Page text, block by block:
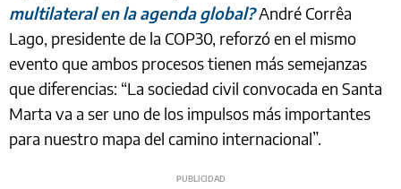
multilateral en la agenda global?André Corrêa
Lago, presidente de la COP30, reforzó en el mismo
evento que ambos procesos tienen más semejanzas
que diferencias: “La sociedad civil convocada en Santa
Marta va a ser uno de los impulsos más importantes
para nuestro mapa del camino internacional”.